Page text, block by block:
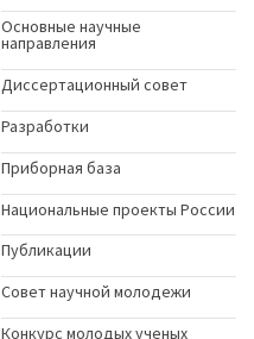
Основные научные
направления
Диссертационный совет
Разработки
Приборная база
Национальные проекты России
Публикации
Совет научной молодежи
Конкурс молодых ученыx